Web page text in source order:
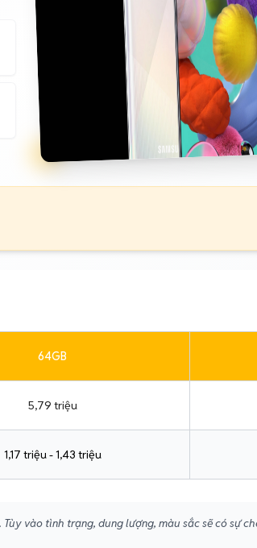
64GB
5,79 triệu
1,17 triệu - 1,43 triệu
vào tình trạng, dung lượng, màu sắc sẽ có sự